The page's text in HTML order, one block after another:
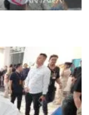
investasi generasi